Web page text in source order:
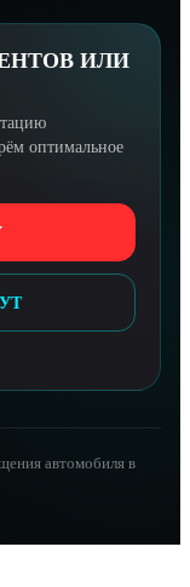
ИЛИ
оптимальное
автомобиля в